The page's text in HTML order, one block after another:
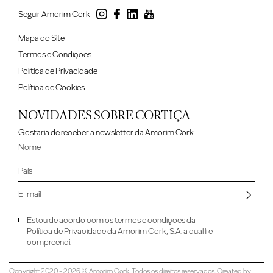
Seguir Amorim Cork
Mapa do Site
Termos e Condições
Política de Privacidade
Política de Cookies
NOVIDADES SOBRE CORTIÇA
Gostaria de receber a newsletter da Amorim Cork
Estou de acordo com os termos e condições da
Política de Privacidadeda Amorim Cork, S.A. a qual li e
compreendi.